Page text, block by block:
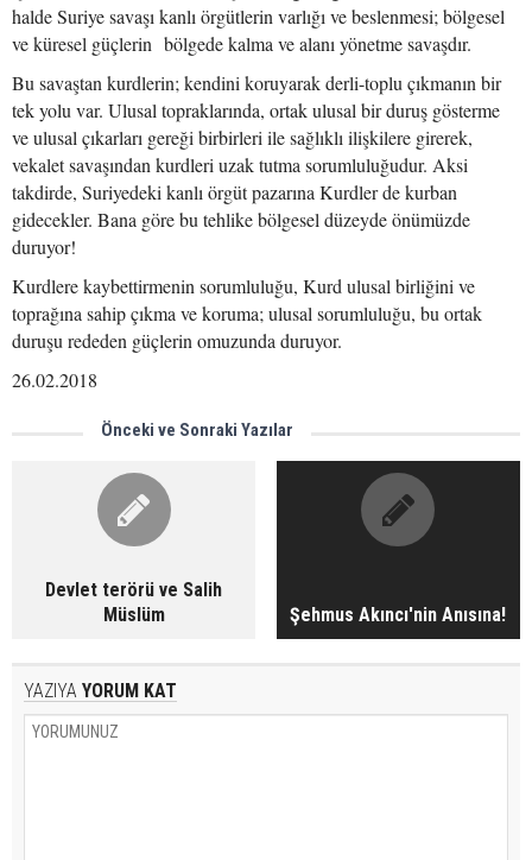
halde Suriye savaşı kanlı örgütlerin varlığı ve beslenmesi; bölgesel
ve küresel güçlerin bölgede kalma ve alanı yönetme savaşdır.
Bu savaştan kurdlerin; kendini koruyarak derli-toplu çıkmanın bir
tek yolu var. Ulusal topraklarında, ortak ulusal bir duruş gösterme
ve ulusal çıkarları gereği birbirleri ile sağlıklı ilişkilere girerek,
vekalet savaşından kurdleri uzak tutma sorumluluğudur. Aksi
takdirde, Suriyedeki kanlı örgüt pazarına Kurdler de kurban
gidecekler. Bana göre bu tehlike bölgesel düzeyde önümüzde
duruyor!
Kurdlere kaybettirmenin sorumluluğu, Kurd ulusal birliğini ve
toprağına sahip çıkma ve koruma; ulusal sorumluluğu, bu ortak
duruşu rededen güçlerin omuzunda duruyor.
26.02.2018
Önceki ve Sonraki Yazılar
Devlet terörü ve Salih
Müslüm
Şehmus Akıncı'nin Anısına!
YAZIYA YORUM KAT